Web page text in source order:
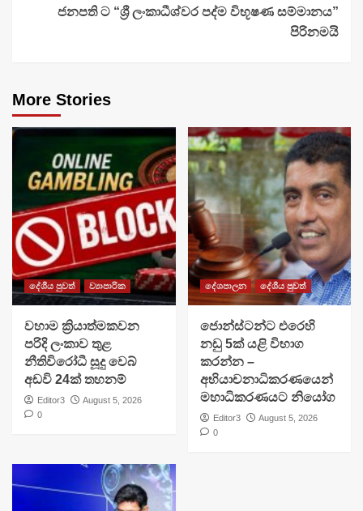
ජනපති ට “ශ්‍රී ලංකාධීශ්වර පද්ම විභූෂණ සම්මානය”
පිරිනමයි
More Stories
දේශීය පුවත් ව්‍යාපාරික
වහාම ක්‍රියාත්මකවන
පරිදි ලංකාව තුළ
නීතිවිරෝධී සූදු වෙබ්
අඩවි 24ක් තහනම්
Editor3
August 5, 2026
0
දේශපාලන දේශීය පුවත්
ජොන්ස්ටන්ට එරෙහි
නඩු 5ක් යළි විභාග
කරන්න –
අභියාචනාධිකරණයෙන්
මහාධිකරණයට නියෝග
Editor3
August 5, 2026
0